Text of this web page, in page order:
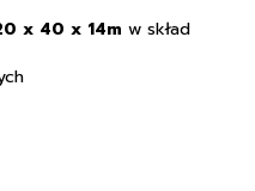
x 40 x 14m w skład